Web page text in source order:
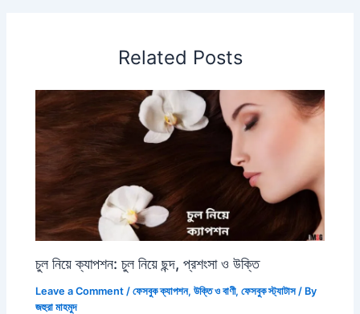
Related Posts
চুল নিয়ে ক্যাপশন: চুল নিয়ে ছন্দ, প্রশংসা ও উক্তি
Leave a Comment /ফেসবুক ক্যাপশন,উক্তি ও বাণী,ফেসবুক স্ট্যাটাস/ By
জহুরা মাহমুদ